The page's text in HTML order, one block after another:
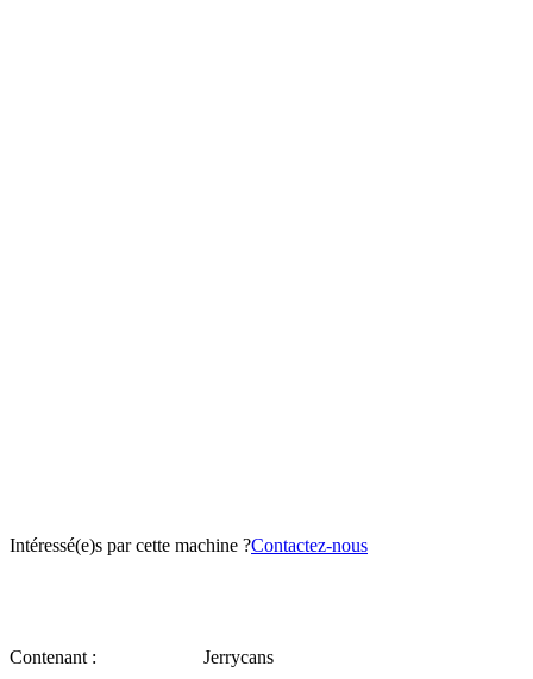
Intéressé(e)s par cette machine ?Contactez-nous
Contenant : Jerrycans